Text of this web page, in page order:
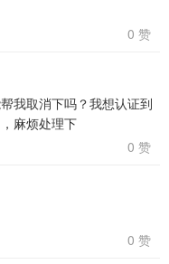
0 赞
我取消下吗？我想认证到
麻烦处理下
0 赞
0 赞